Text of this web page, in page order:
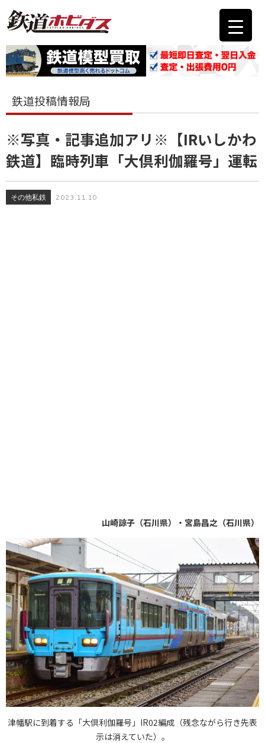
鉄道投稿情報局
※写真・記事追加アリ※【IRいしかわ
鉄道】臨時列車「大倶利伽羅号」運転
その他私鉄 2023.11.10
山崎諒子（石川県）・宮島昌之（石川県）
津幡駅に到着する「大倶利伽羅号」IR02編成（残念ながら行き先表
示は消えていた）。